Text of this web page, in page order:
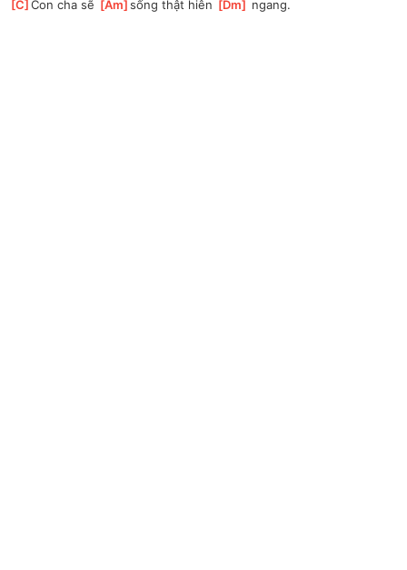
[C ]
Con cha sẽ [Am ]
sống thật hiên [Dm ngang.